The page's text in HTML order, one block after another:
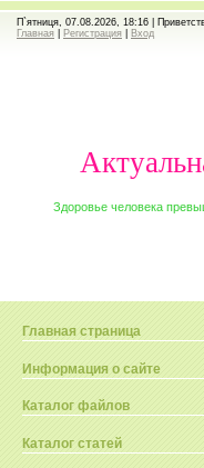
П`ятниця, 07.08.2026, 18:16 |
Главная
Регистрация Вход
Здоровье человека
Главная страница
Информация о сайте
Каталог файлов
Каталог статей